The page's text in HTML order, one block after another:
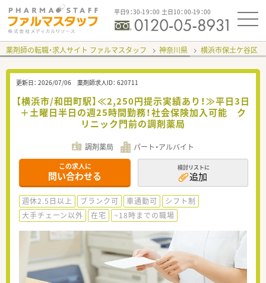
平日9：30-19：00 土日10：00-19：00
薬剤師の転職・求人サイト ファルマスタッフ 神奈川県 横浜市保土ケ谷区
更新日： 2026/07/06 薬剤師求人ID： 620711
【横浜市/和田町駅】≪2,250円提示実績あり！≫平日3日
＋土曜日半日の週25時間勤務！社会保険加入可能 ク
リニック門前の調剤薬局
調剤薬局 パート・アルバイト
この求人に
問い合わせる
検討リストに
追加
週休2.5日以上 ブランク可 車通勤可
シフト制
大手チェーン以外
在宅 ~18時までの職場